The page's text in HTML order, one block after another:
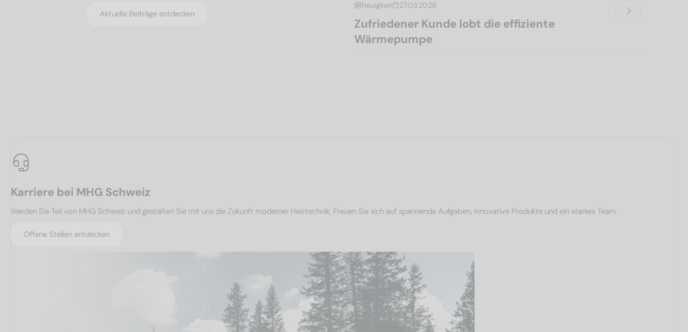
Aktuelle Beiträge entdecken
Neuigkeit 27.03.2026
Zufriedener Kunde lobt die effiziente
Wärmepumpe
Karriere bei MHG Schweiz
Werden Sie Teil von MHG Schweiz und gestalten Sie mit uns die Zukunft moderner Heiztechnik. Freuen Sie sich auf spannende Aufgaben, innovative Produkte und ein starkes Team.
Offene Stellen entdecken